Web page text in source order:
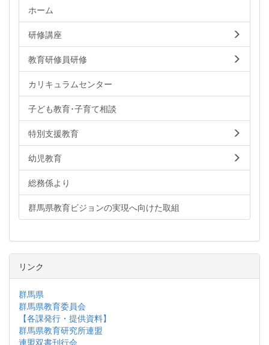
ホーム
研修講座
教育研修員研修
カリキュラムセンター
子ども教育･子育て相談
特別支援教育
幼児教育
総務係より
群馬県教育ビジョンの実現へ向けた取組
リンク
群馬県
群馬県教育委員会
【各課発行・提供資料】
群馬県教育研究所連盟
連盟双書刊行会